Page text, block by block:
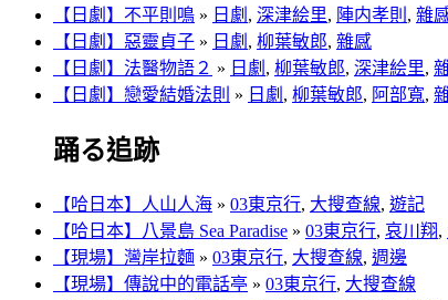
【日劇】不平則鳴 » 日劇 , 深津絵里, 陣内孝則 , 雜
【日劇】惡靈貞子 » 日劇 , 柳葉敏郎, 雜感
【日劇】法醫物語２ » 日劇 , 柳葉敏郎, 深津絵里,
【日劇】戀愛結婚法則 » 日劇 , 柳葉敏郎, 阿部寬,
踊る追跡
【哈日本】人山人海 » 03東京行, 大搜查線, 遊記
【哈日本】八景島 Sea Paradise » 03東京行, 哀川翔,
【現場】灣岸拉麵 » 03東京行, 大搜查線, 週邊
【現場】傳說中的電話亭 » 03東京行, 大搜查線